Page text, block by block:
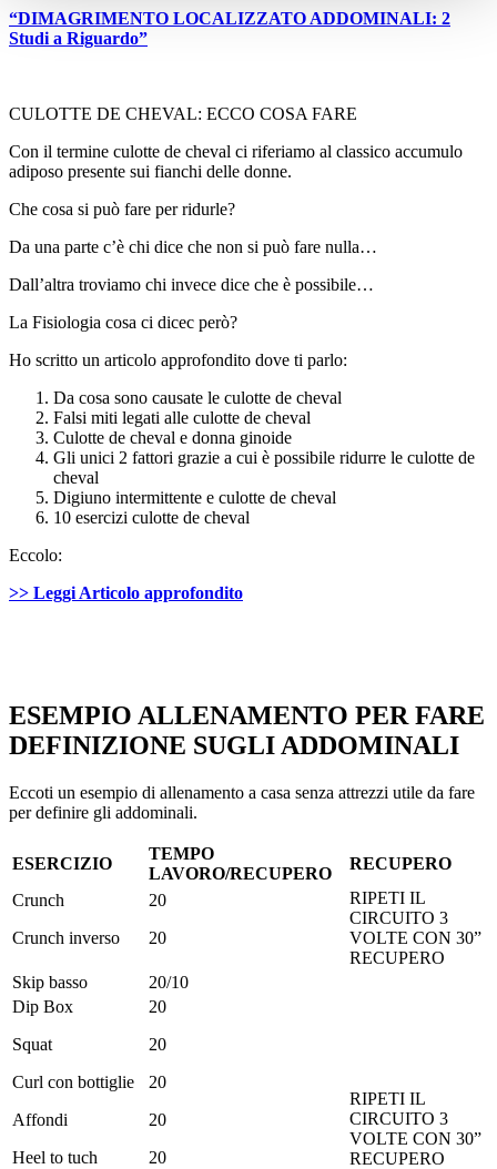
“DIMAGRIMENTO LOCALIZZATO ADDOMINALI: 2
Studi a Riguardo”
CULOTTE DE CHEVAL: ECCO COSA FARE
Con il termine culotte de cheval ci riferiamo al classico accumulo
adiposo presente sui fianchi delle donne.
Che cosa si può fare per ridurle?
Da una parte c’è chi dice che non si può fare nulla…
Dall’altra troviamo chi invece dice che è possibile…
La Fisiologia cosa ci dicec però?
Ho scritto un articolo approfondito dove ti parlo:
Da cosa sono causate le culotte de cheval
Falsi miti legati alle culotte de cheval
Culotte de cheval e donna ginoide
Gli unici 2 fattori grazie a cui è possibile ridurre le culotte de
cheval
Digiuno intermittente e culotte de cheval
10 esercizi culotte de cheval
Eccolo:
>> Leggi Articolo approfondito
ESEMPIO ALLENAMENTO PER FARE
DEFINIZIONE SUGLI ADDOMINALI
Eccoti un esempio di allenamento a casa senza attrezzi utile da fare
per definire gli addominali.
ESERCIZIO
TEMPO
LAVORO/RECUPERO
RECUPERO
Crunch
Crunch inverso
20
20
RIPETI IL
CIRCUITO 3
VOLTE CON 30”
RECUPERO
Skip basso
20/10
Dip Box
Squat
Curl con bottiglie
Affondi
Heel to tuch
20
20
20
20
20
RIPETI IL
CIRCUITO 3
VOLTE CON 30”
RECUPERO